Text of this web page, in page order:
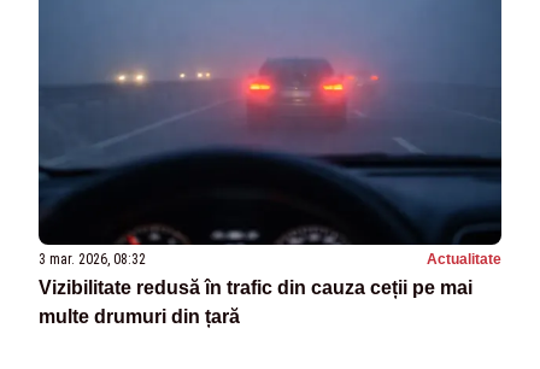
3 mar. 2026, 08:32 Actualitate
Vizibilitate redusă în trafic din cauza ceții pe mai
multe drumuri din țară